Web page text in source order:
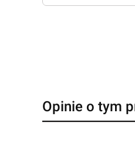
Opinie o tym